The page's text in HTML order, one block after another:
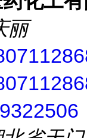
丽